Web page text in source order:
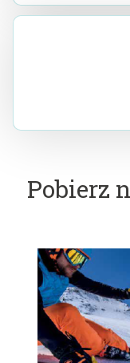
Pobierz